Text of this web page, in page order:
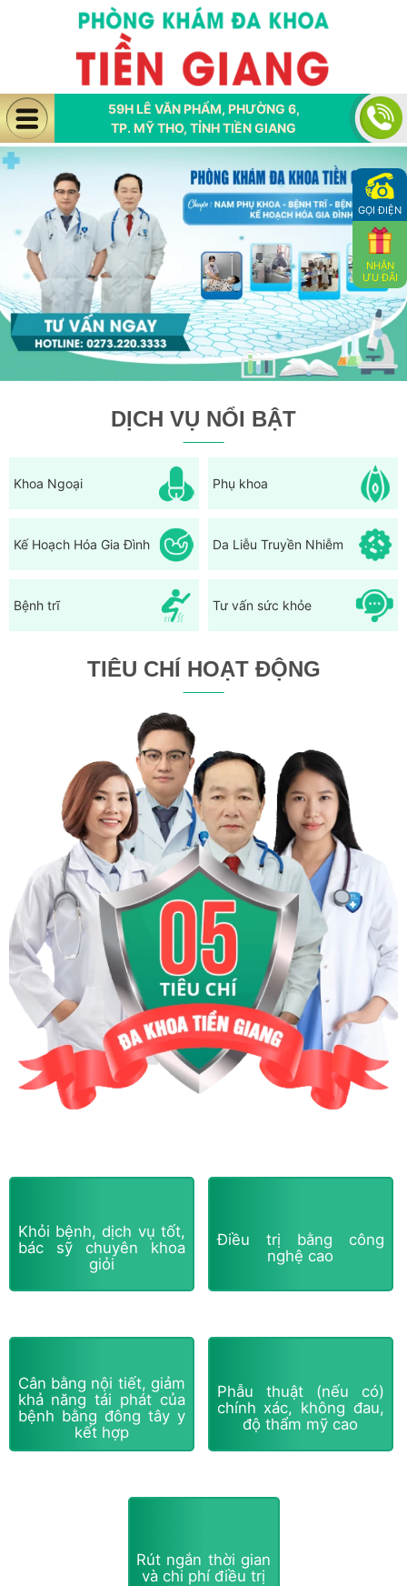
59H LÊ VĂN PHẨM, PHƯỜNG 6,
TP. MỸ THO, TỈNH TIỀN GIANG
DỊCH VỤ NỔI BẬT
Khoa Ngoại Phụ khoa
Kế Hoạch Hóa Gia Đình Da Liễu Truyền Nhiễm
Bệnh trĩ Tư vấn sức khỏe
TIÊU CHÍ HOẠT ĐỘNG
Khỏi bệnh, dịch vụ tốt,
bác sỹ chuyên khoa
giỏi
Điều trị bằng công
nghệ cao
Cân bằng nội tiết, giảm
khả năng tái phát của
bệnh bằng đông tây y
kết hợp
Phẫu thuật (nếu có)
chính xác, không đau,
độ thẩm mỹ cao
Rút ngắn thời gian
và chi phí điều trị
GỌI ĐIỆN
NHẬN
ƯU ĐÃI